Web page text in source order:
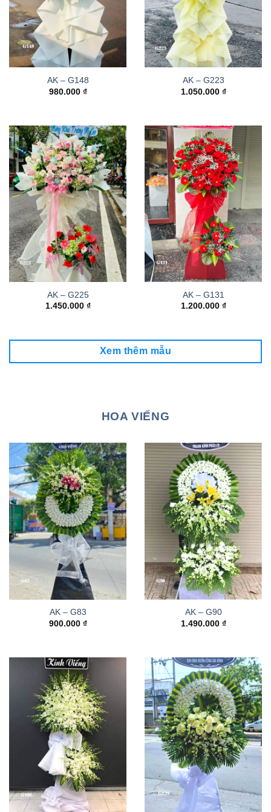
AK – G148
980.000 ₫
AK – G223
1.050.000 ₫
AK – G225
1.450.000 ₫
AK – G131
1.200.000 ₫
Xem thêm mẫu
HOA VIẾNG
AK – G83
900.000 ₫
AK – G90
1.490.000 ₫